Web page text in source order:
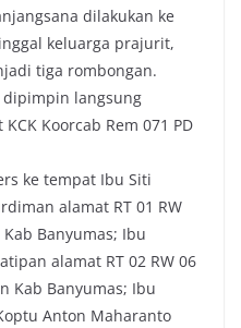
dilakukan ke
keluarga prajurit,
tiga rombongan.
dipimpin langsung
Koorcab Rem 071 PD
ke tempat Ibu Siti
alamat RT 01 RW
Banyumas; Ibu
alamat RT 02 RW 06
Kab Banyumas; Ibu
Anton Maharanto